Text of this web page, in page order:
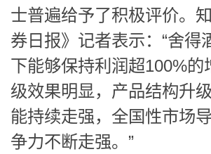
士普遍给予了积极评价。
券日报》记者表示：“舍
下能够保持利润超100%
级效果明显，产品结构升
能持续走强，全国性市场
争力不断走强。”